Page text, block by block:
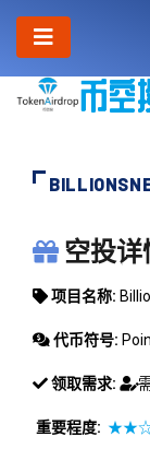
空投详
项目名称:
代币符号:
领取需求:
重要程度: